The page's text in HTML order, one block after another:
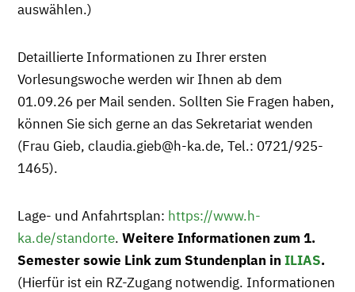
auswählen.)
Detaillierte Informationen zu Ihrer ersten
Vorlesungswoche werden wir Ihnen ab dem
01.09.26 per Mail senden. Sollten Sie Fragen haben,
können Sie sich gerne an das Sekretariat wenden
(Frau Gieb, claudia.gieb@h-ka.de, Tel.: 0721/925-
1465).
Lage- und Anfahrtsplan: https://www.h-
ka.de/standorte. Weitere Informationen zum 1.
Semester sowie Link zum Stundenplan in ILIAS.
(Hierfür ist ein RZ-Zugang notwendig. Informationen